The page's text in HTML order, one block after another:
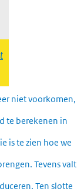
niet voorkomen,
te berekenen in
is te zien hoe we
Tevens valt
Ten slotte